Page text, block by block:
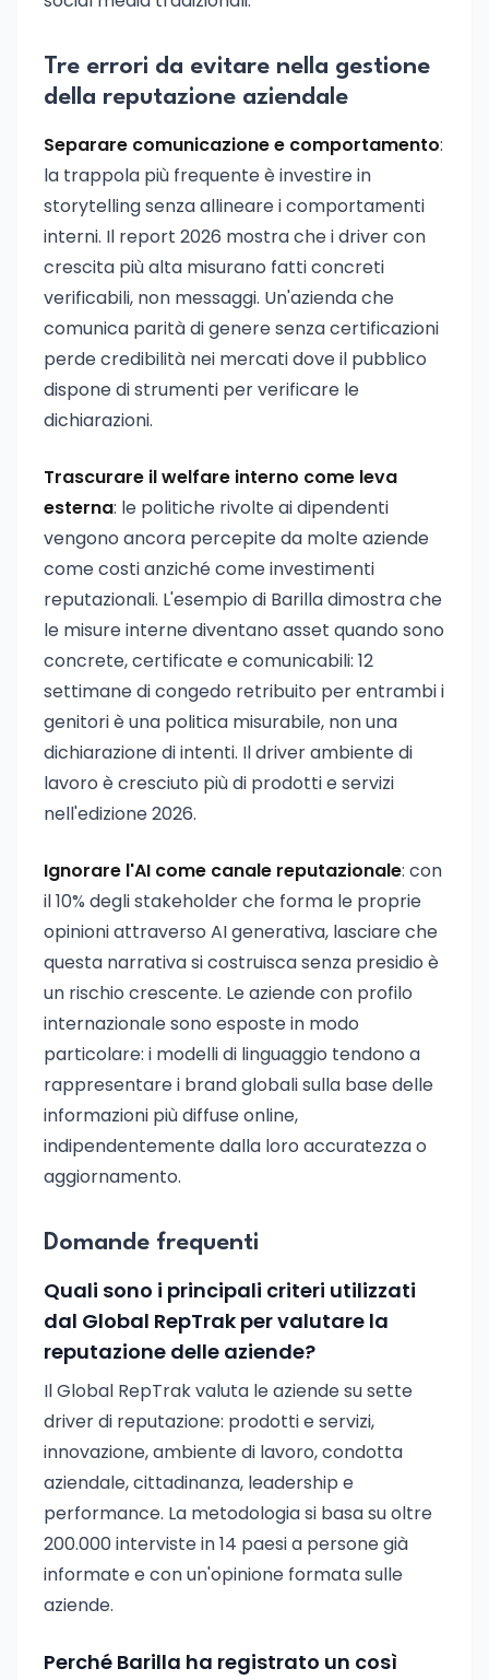
Tre errori da evitare nella gestione
della reputazione aziendale
Separare comunicazione e comportamento:
la trappola più frequente è investire in
storytelling senza allineare i comportamenti
interni. Il report 2026 mostra che i driver con
crescita più alta misurano fatti concreti
verificabili, non messaggi. Un'azienda che
comunica parità di genere senza certificazioni
perde credibilità nei mercati dove il pubblico
dispone di strumenti per verificare le
dichiarazioni.
Trascurare il welfare interno come leva
esterna: le politiche rivolte ai dipendenti
vengono ancora percepite da molte aziende
come costi anziché come investimenti
reputazionali. L'esempio di Barilla dimostra che
le misure interne diventano asset quando sono
concrete, certificate e comunicabili: 12
settimane di congedo retribuito per entrambi i
genitori è una politica misurabile, non una
dichiarazione di intenti. Il driver ambiente di
lavoro è cresciuto più di prodotti e servizi
nell'edizione 2026.
Ignorare l'AI come canale reputazionale: con
il 10% degli stakeholder che forma le proprie
opinioni attraverso AI generativa, lasciare che
questa narrativa si costruisca senza presidio è
un rischio crescente. Le aziende con profilo
internazionale sono esposte in modo
particolare: i modelli di linguaggio tendono a
rappresentare i brand globali sulla base delle
informazioni più diffuse online,
indipendentemente dalla loro accuratezza o
aggiornamento.
Domande frequenti
Quali sono i principali criteri utilizzati
dal Global RepTrak per valutare la
reputazione delle aziende?
Il Global RepTrak valuta le aziende su sette
driver di reputazione: prodotti e servizi,
innovazione, ambiente di lavoro, condotta
aziendale, cittadinanza, leadership e
performance. La metodologia si basa su oltre
200.000 interviste in 14 paesi a persone già
informate e con un'opinione formata sulle
aziende.
Perché Barilla ha registrato un così